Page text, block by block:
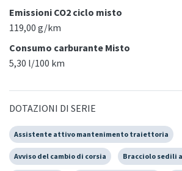
Emissioni CO2 ciclo misto
119,00 g/km
Consumo carburante Misto
5,30 l/100 km
DOTAZIONI DI SERIE
Assistente attivo mantenimento traiettoria
Avviso del cambio di corsia Bracciolo sedili